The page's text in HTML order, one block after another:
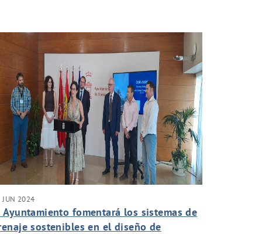
JUN 2024
Ayuntamiento fomentará los sistemas de
sostenibles en el diseño de